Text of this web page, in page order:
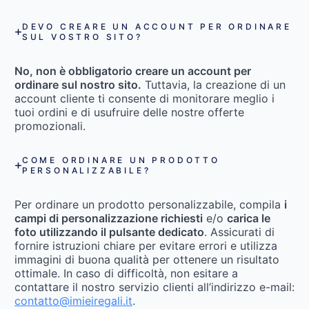
DEVO CREARE UN ACCOUNT PER ORDINARE
SUL VOSTRO SITO?
No, non è obbligatorio creare un account per
ordinare sul nostro sito. Tuttavia, la creazione di un
account cliente ti consente di monitorare meglio i
tuoi ordini e di usufruire delle nostre offerte
promozionali.
COME ORDINARE UN PRODOTTO
PERSONALIZZABILE?
Per ordinare un prodotto personalizzabile, compila i
campi di personalizzazione richiesti e/o carica le
foto utilizzando il pulsante dedicato. Assicurati di
fornire istruzioni chiare per evitare errori e utilizza
immagini di buona qualità per ottenere un risultato
ottimale. In caso di difficoltà, non esitare a
contattare il nostro servizio clienti all’indirizzo e-mail:
contatto@imieiregali.it.